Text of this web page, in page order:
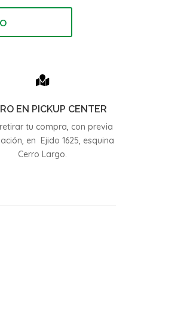

EN PICKUP CENTER
tu compra, con previa
en Ejido 1625, esquina
Cerro Largo.